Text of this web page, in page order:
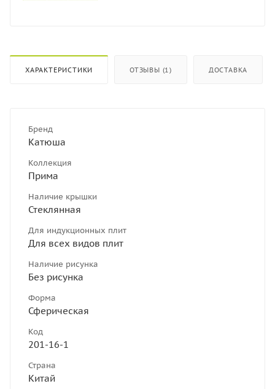
ХАРАКТЕРИСТИКИ ОТЗЫВЫ (1) ДОСТАВКА
Бренд
Катюша
Коллекция
Прима
Наличие крышки
Стеклянная
Для индукционных плит
Для всех видов плит
Наличие рисунка
Без рисунка
Форма
Сферическая
Код
201-16-1
Страна
Китай